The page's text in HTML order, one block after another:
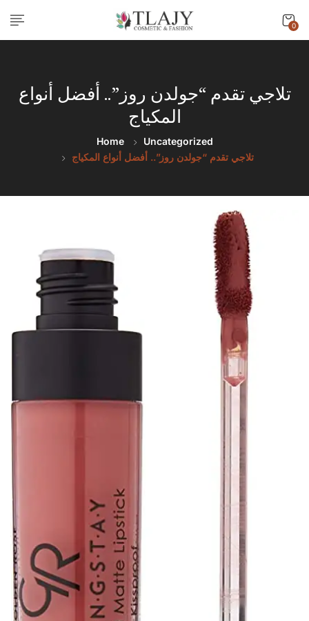
0
تلاجي تقدم “جولدن روز”.. أفضل أنواع
المكياج
Home
Uncategorized
تلاجي تقدم “جولدن روز”.. أفضل أنواع المكياج